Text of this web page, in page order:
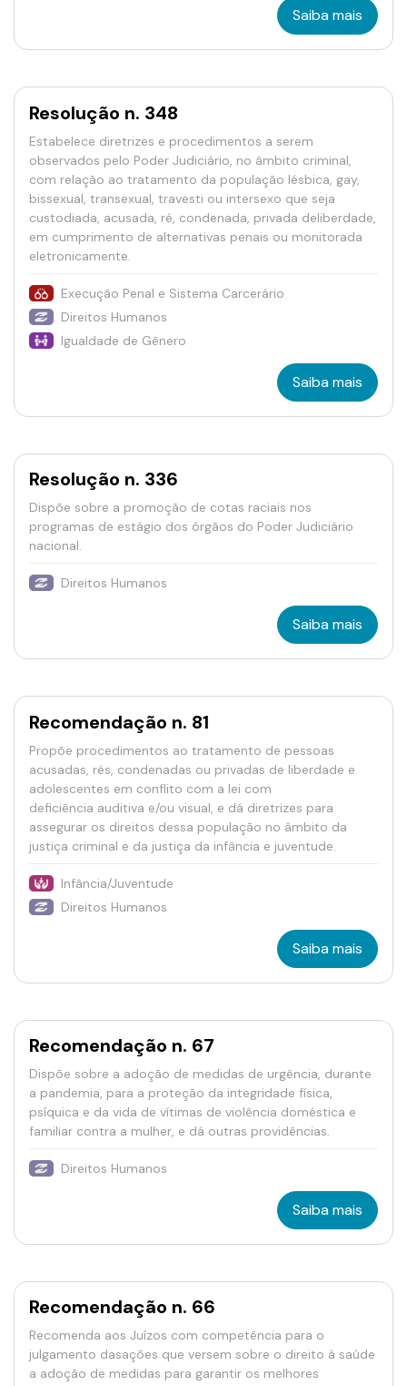
Saiba mais
Resolução n. 348
Estabelece diretrizes e procedimentos a serem
observados pelo Poder Judiciário, no âmbito criminal,
com relação ao tratamento da população lésbica, gay,
bissexual, transexual, travesti ou intersexo que seja
custodiada, acusada, ré, condenada, privada deliberdade,
em cumprimento de alternativas penais ou monitorada
eletronicamente.
Execução Penal e Sistema Carcerário
Direitos Humanos
Igualdade de Gênero
Saiba mais
Resolução n. 336
Dispõe sobre a promoção de cotas raciais nos
programas de estágio dos órgãos do Poder Judiciário
nacional.
Direitos Humanos
Saiba mais
Recomendação n. 81
Propõe procedimentos ao tratamento de pessoas
acusadas, rés, condenadas ou privadas de liberdade e
adolescentes em conflito com a lei com
deficiência auditiva e/ou visual, e dá diretrizes para
assegurar os direitos dessa população no âmbito da
justiça criminal e da justiça da infância e juventude.
Infância/Juventude
Direitos Humanos
Saiba mais
Recomendação n. 67
Dispõe sobre a adoção de medidas de urgência, durante
a pandemia, para a proteção da integridade física,
psíquica e da vida de vítimas de violência doméstica e
familiar contra a mulher, e dá outras providências.
Direitos Humanos
Saiba mais
Recomendação n. 66
Recomenda aos Juízos com competência para o
julgamento dasações que versem sobre o direito à saúde
a adoção de medidas para garantir os melhores